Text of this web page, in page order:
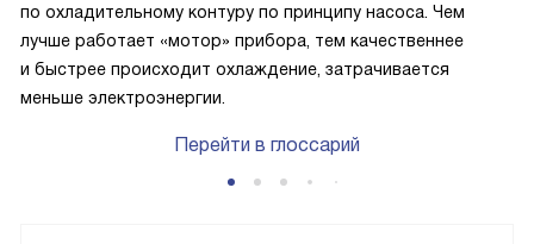
по охладительному контуру по принципу насоса. Чем
лучше работает «мотор» прибора, тем качественнее
и быстрее происходит охлаждение, затрачивается
меньше электроэнергии.
Перейти в глоссарий